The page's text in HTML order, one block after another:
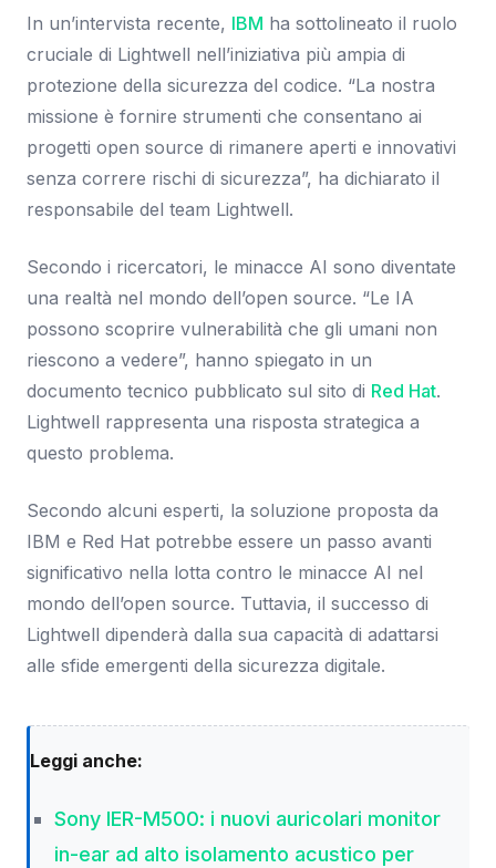
In un’intervista recente, IBM ha sottolineato il ruolo
cruciale di Lightwell nell’iniziativa più ampia di
protezione della sicurezza del codice. “La nostra
missione è fornire strumenti che consentano ai
progetti open source di rimanere aperti e innovativi
senza correre rischi di sicurezza”, ha dichiarato il
responsabile del team Lightwell.
Secondo i ricercatori, le minacce AI sono diventate
una realtà nel mondo dell’open source. “Le IA
possono scoprire vulnerabilità che gli umani non
riescono a vedere”, hanno spiegato in un
documento tecnico pubblicato sul sito di Red Hat.
Lightwell rappresenta una risposta strategica a
questo problema.
Secondo alcuni esperti, la soluzione proposta da
IBM e Red Hat potrebbe essere un passo avanti
significativo nella lotta contro le minacce AI nel
mondo dell’open source. Tuttavia, il successo di
Lightwell dipenderà dalla sua capacità di adattarsi
alle sfide emergenti della sicurezza digitale.
Leggi anche:
Sony IER-M500: i nuovi auricolari monitor
in-ear ad alto isolamento acustico per